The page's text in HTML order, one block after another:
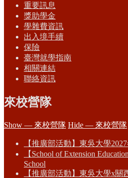
重要訊息
獎助學金
學雜費資訊
出入境手續
保險
臺灣就學指南
相關連結
聯絡資訊
來校營隊
Show — 來校營隊 Hide — 來校營隊
【推廣部活動】東吳大學
【School of Extension
School
【推廣部活動】東吳大學x